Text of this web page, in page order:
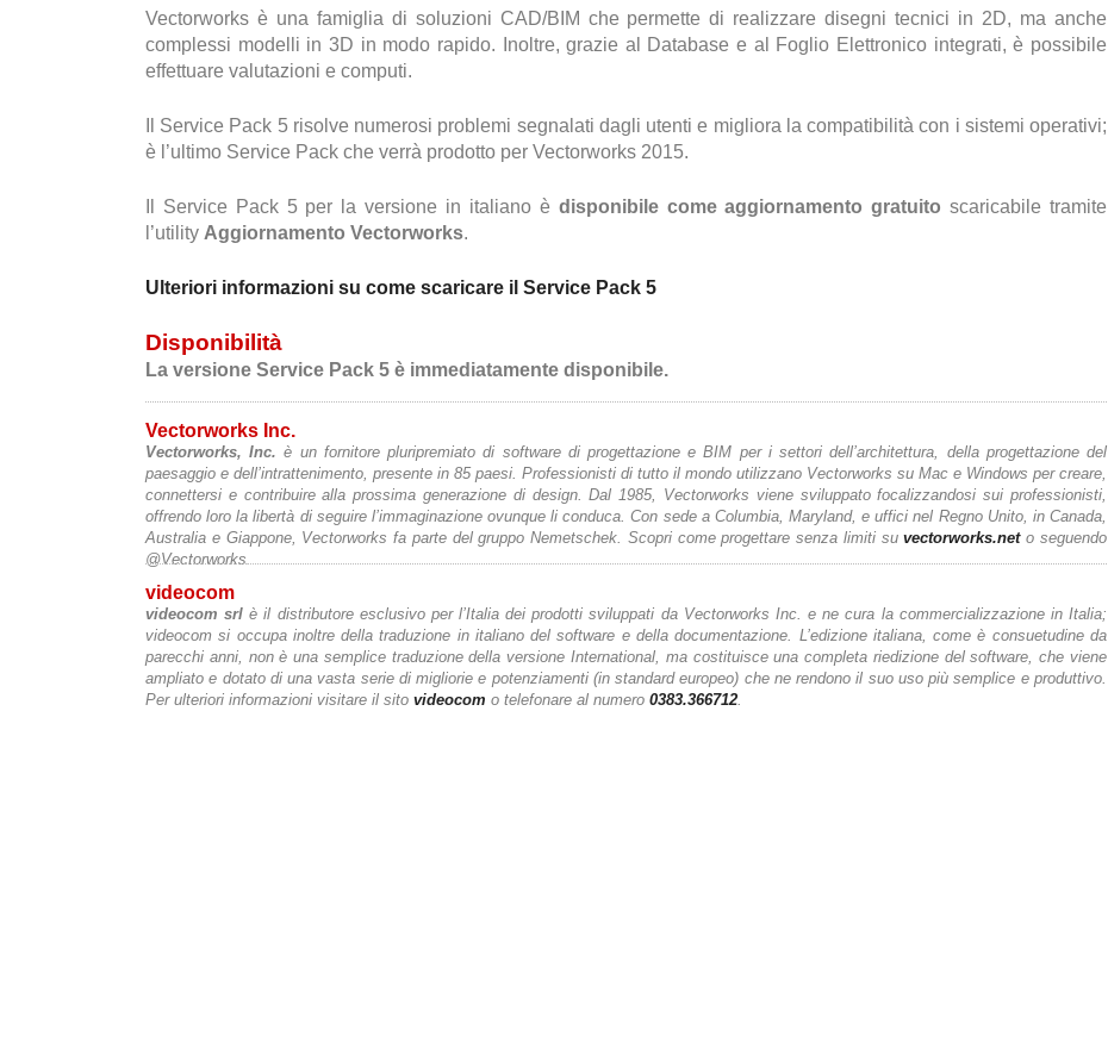
Vectorworks è una famiglia di soluzioni CAD/BIM che permette di realizzare disegni tecnici in 2D, ma anche
complessi modelli in 3D in modo rapido. Inoltre, grazie al Database e al Foglio Elettronico integrati, è possibile
effettuare valutazioni e computi.
Il Service Pack 5 risolve numerosi problemi segnalati dagli utenti e migliora la compatibilità con i sistemi operativi;
è l’ultimo Service Pack che verrà prodotto per Vectorworks 2015.
Il Service Pack 5 per la versione in italiano è disponibile come aggiornamento gratuito scaricabile tramite
l’utility Aggiornamento Vectorworks.
Ulteriori informazioni su come scaricare il Service Pack 5
Disponibilità
La versione Service Pack 5 è immediatamente disponibile.
Vectorworks Inc.
Vectorworks, Inc. è un fornitore pluripremiato di software di progettazione e BIM per i settori dell’architettura, della progettazione del
paesaggio e dell’intrattenimento, presente in 85 paesi. Professionisti di tutto il mondo utilizzano Vectorworks su Mac e Windows per creare,
connettersi e contribuire alla prossima generazione di design. Dal 1985, Vectorworks viene sviluppato focalizzandosi sui professionisti,
offrendo loro la libertà di seguire l’immaginazione ovunque li conduca. Con sede a Columbia, Maryland, e uffici nel Regno Unito, in Canada,
Australia e Giappone, Vectorworks fa parte del gruppo Nemetschek. Scopri come progettare senza limiti suvectorworks.neto seguendo
@Vectorworks.
videocom
videocom srl è il distributore esclusivo per l’Italia dei prodotti sviluppati da Vectorworks Inc. e ne cura la commercializzazione in Italia;
videocom si occupa inoltre della traduzione in italiano del software e della documentazione. L’edizione italiana, come è consuetudine da
parecchi anni, non è una semplice traduzione della versione International, ma costituisce una completa riedizione del software, che viene
ampliato e dotato di una vasta serie di migliorie e potenziamenti (in standard europeo) che ne rendono il suo uso più semplice e produttivo.
Per ulteriori informazioni visitare il sito videocom o telefonare al numero 0383.366712.